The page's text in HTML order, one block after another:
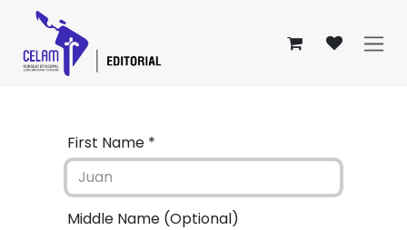
Ir al contenido
First Name *
Middle Name (Optional)